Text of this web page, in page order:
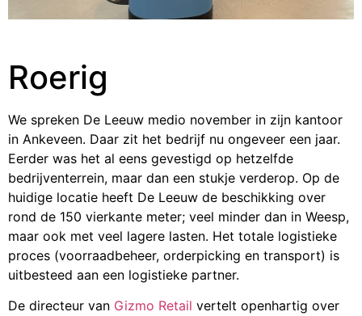
Roerig
We spreken De Leeuw medio november in zijn kantoor
in Ankeveen. Daar zit het bedrijf nu ongeveer een jaar.
Eerder was het al eens gevestigd op hetzelfde
bedrijventerrein, maar dan een stukje verderop. Op de
huidige locatie heeft De Leeuw de beschikking over
rond de 150 vierkante meter; veel minder dan in Weesp,
maar ook met veel lagere lasten. Het totale logistieke
proces (voorraadbeheer, orderpicking en transport) is
uitbesteed aan een logistieke partner.
De directeur van Gizmo Retail vertelt openhartig over